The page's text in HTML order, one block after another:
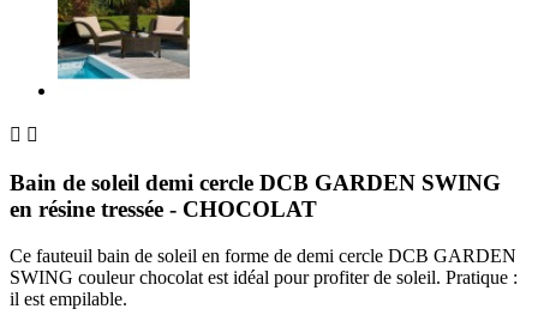
 
Bain de soleil demi cercle DCB GARDEN SWING
en résine tressée - CHOCOLAT
Ce fauteuil bain de soleil en forme de demi cercle DCB GARDEN
SWING couleur chocolat est idéal pour profiter de soleil. Pratique :
il est empilable.